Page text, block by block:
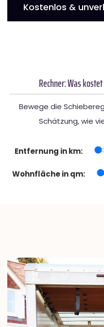
Kostenlos &
Rechner: Was
Bewege die
Schätzung, wie
Entfernung in km:
Wohnfläche in qm: